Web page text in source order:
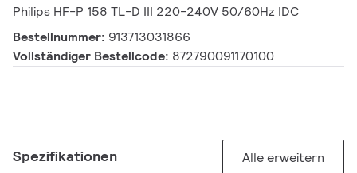
Philips HF-P 158 TL-D III 220-240V 50/60Hz IDC
Bestellnummer: 913713031866
Vollständiger Bestellcode: 872790091170100
Spezifikationen Alle erweitern